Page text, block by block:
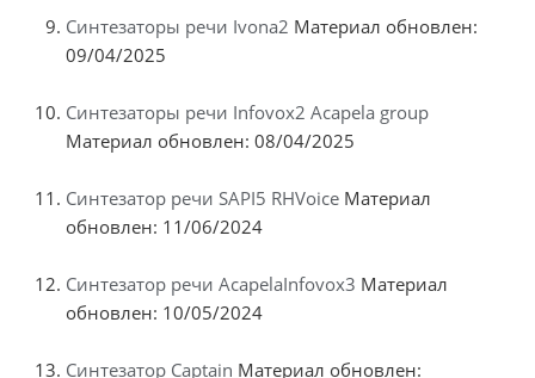
Синтезаторы речи Ivona2 Материал обновлен:
09/04/2025
Синтезаторы речи Infovox2 Acapela group
Материал обновлен: 08/04/2025
Синтезатор речи SAPI5 RHVoice Материал
обновлен: 11/06/2024
Синтезатор речи AcapelaInfovox3 Материал
обновлен: 10/05/2024
Синтезатор Captain Материал обновлен: